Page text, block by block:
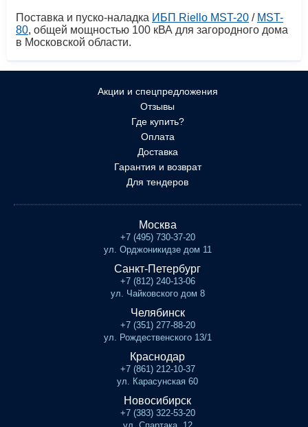
Поставка и пуско-наладка ИБП Riello MST-20 / MST-
80, общей мощностью 100 кВА для загородного дома
в Московской области.
Акции и спецпредложения
Отзывы
Где купить?
Оплата
Доставка
Гарантия и возврат
Для тендеров
Москва
+7 (495) 730-37-20
ул. Орджоникидзе дом 11
Санкт-Петербург
+7 (812) 240-13-06
ул. Чайковского дом 8
Челябинск
+7 (351) 277-88-20
ул. Рождественского 13/1
Краснодар
+7 (861) 212-10-37
ул. Карасунская 60
Новосибирск
+7 (383) 322-53-20